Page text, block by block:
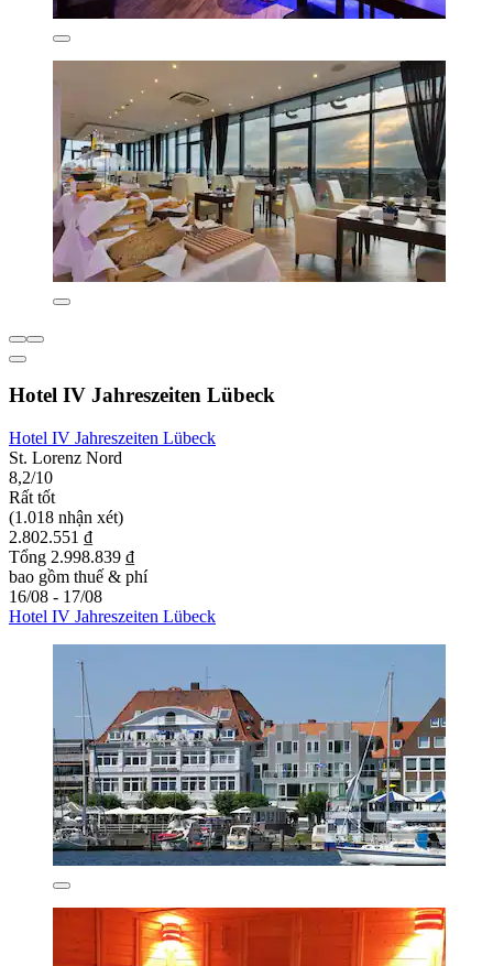
Hotel IV Jahreszeiten Lübeck
Hotel IV Jahreszeiten Lübeck
St. Lorenz Nord
8,2/10
Rất tốt
(1.018 nhận xét)
2.802.551 ₫
Tổng 2.998.839 ₫
bao gồm thuế & phí
16/08 - 17/08
Hotel IV Jahreszeiten Lübeck